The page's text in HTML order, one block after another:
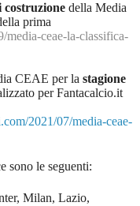
costruzione della Media
prima
media-ceae-la-classifica-
CEAE per la stagione
per Fantacalcio.it
2021/07/media-ceae-
sono le seguenti:
Milan, Lazio,